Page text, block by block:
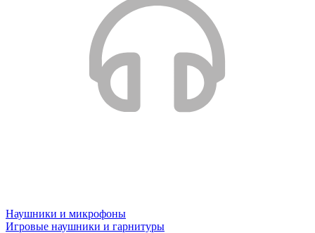
Наушники и микрофоны
Игровые наушники и гарнитуры